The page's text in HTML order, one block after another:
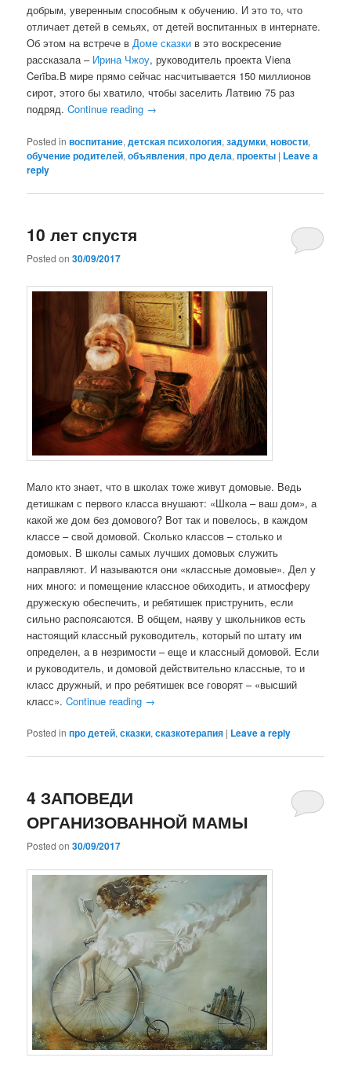
добрым, уверенным способным к обучению. И это то, что
отличает детей в семьях, от детей воспитанных в интернате.
Об этом на встрече вДоме сказки в это воскресение
рассказала – Ирина Чжоу, руководитель проекта Viena
Cerība.В мире прямо сейчас насчитывается 150 миллионов
сирот, этого бы хватило, чтобы заселить Латвию 75 раз
подряд.Continue reading →
Posted in воспитание,детская психология,задумки,новости,
обучение родителей,объявления,про дела,проекты | Leave a
reply
10 лет спустя
Posted on30/09/2017
Мало кто знает, что в школах тоже живут домовые. Ведь
детишкам с первого класса внушают: «Школа – ваш дом», а
какой же дом без домового? Вот так и повелось, в каждом
классе – свой домовой. Сколько классов – столько и
домовых. В школы самых лучших домовых служить
направляют. И называются они «классные домовые». Дел у
них много: и помещение классное обиходить, и атмосферу
дружескую обеспечить, и ребятишек приструнить, если
сильно распоясаются. В общем, наяву у школьников есть
настоящий классный руководитель, который по штату им
определен, а в незримости – еще и классный домовой. Если
и руководитель, и домовой действительно классные, то и
класс дружный, и про ребятишек все говорят – «высший
класс».Continue reading →
Posted in про детей,сказки,сказкотерапия | Leave a reply
4 ЗАПОВЕДИ
ОРГАНИЗОВАННОЙ МАМЫ
Posted on30/09/2017